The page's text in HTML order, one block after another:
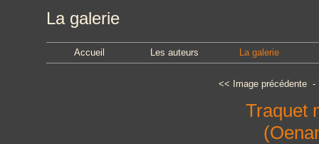
La galerie
Accueil Les auteurs La galerie
<< Image précédente
Traquet